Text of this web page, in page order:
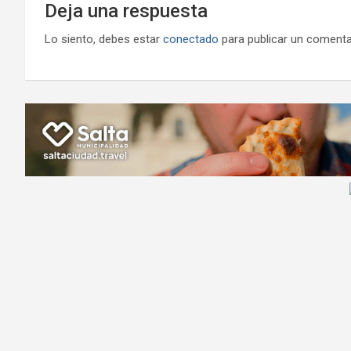
Deja una respuesta
Lo siento, debes estar conectado para publicar un